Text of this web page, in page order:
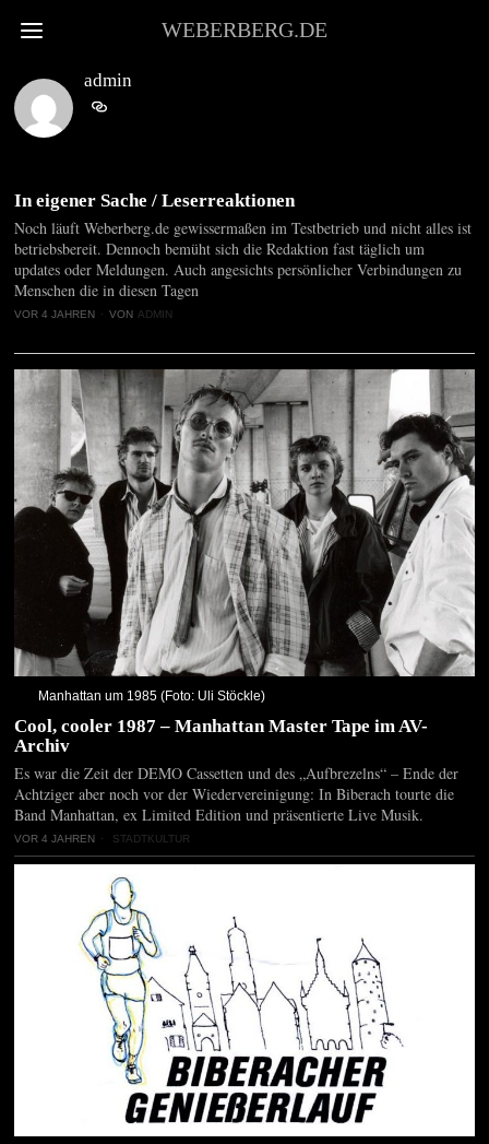
WEBERBERG.DE
admin
In eigener Sache / Leserreaktionen
Noch läuft Weberberg.de gewissermaßen im Testbetrieb und nicht alles ist
betriebsbereit. Dennoch bemüht sich die Redaktion fast täglich um
updates oder Meldungen. Auch angesichts persönlicher Verbindungen zu
Menschen die in diesen Tagen
VOR 4 JAHREN VON ADMIN
Manhattan um 1985 (Foto: Uli Stöckle)
Cool, cooler 1987 – Manhattan Master Tape im AV-
Archiv
Es war die Zeit der DEMO Cassetten und des „Aufbrezelns“ – Ende der
Achtziger aber noch vor der Wiedervereinigung: In Biberach tourte die
Band Manhattan, ex Limited Edition und präsentierte Live Musik.
VOR 4 JAHREN STADTKULTUR